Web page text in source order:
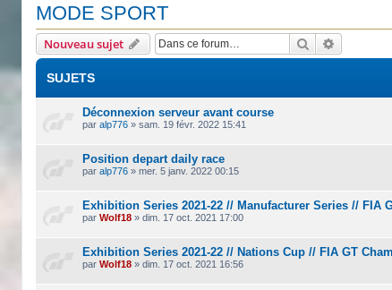
MODE SPORT
Nouveau sujet Rechercher
SUJETS
Déconnexion serveur avant course
paralp776 »sam. 19 févr. 2022 15:41
Position depart daily race
paralp776 »mer. 5 janv. 2022 00:15
Exhibition Series 2021-22 // Manufacturer Series // FIA
parWolf18 »dim. 17 oct. 2021 17:00
Exhibition Series 2021-22 // Nations Cup // FIA GT
parWolf18 »dim. 17 oct. 2021 16:56